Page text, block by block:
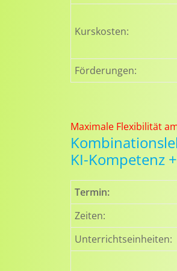
Kurskosten:
Förderungen:
Maximale Flexibilität
KI-Kompetenz
Termin:
Zeiten:
Unterrichtseinheiten: